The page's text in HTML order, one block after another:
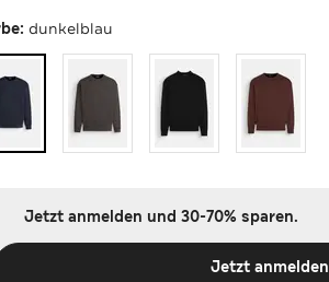
dunkelblau
Jetzt anmelden und 30-70% sparen.
Jetzt anmelden